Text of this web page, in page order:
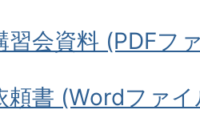
習会資料 (PDFフ
頼書 (Wordファイ